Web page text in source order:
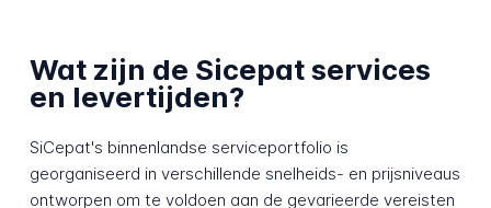
Wat zijn de Sicepat services
en levertijden?
SiCepat's binnenlandse serviceportfolio is
georganiseerd in verschillende snelheids- en prijsniveaus
ontworpen om te voldoen aan de gevarieerde vereisten